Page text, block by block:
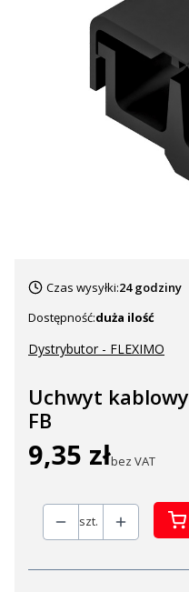
Czas wysyłki:24 godziny
Dostępność:duża ilość
Dystrybutor - FLEXIMO
Uchwyt
FB
Cena
9,35 złbez VAT
szt.